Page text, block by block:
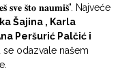
𝐬̌𝐭𝐨 𝐧𝐚𝐮𝐦𝐢𝐬̌". Najveće
Šajina , Karla
Peršurić Palčić i
se odazvale našem